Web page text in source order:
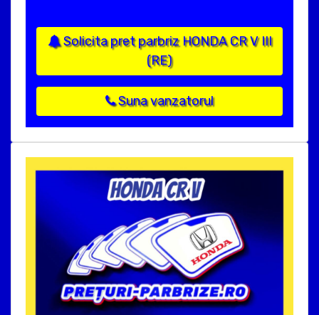
Solicita pret parbriz HONDA CR V III
(RE)
Suna vanzatorul